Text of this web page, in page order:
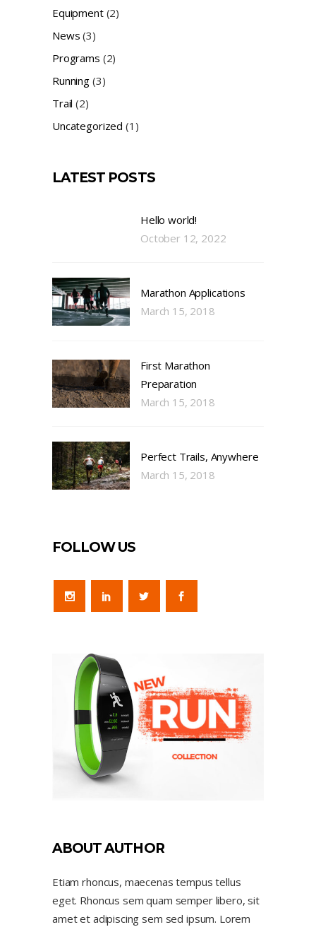
Equipment(2)
News (3)
Programs (2)
Running(3)
Trail (2)
Uncategorized (1)
LATEST POSTS
Hello world!
October 12, 2022
Marathon Applications
March 15, 2018
First Marathon
Preparation
March 15, 2018
Perfect Trails, Anywhere
March 15, 2018
FOLLOW US
ABOUT AUTHOR
Etiam rhoncus, maecenas tempus tellus
eget. Rhoncus sem quam semper libero, sit
amet et adipiscing sem sed ipsum. Lorem